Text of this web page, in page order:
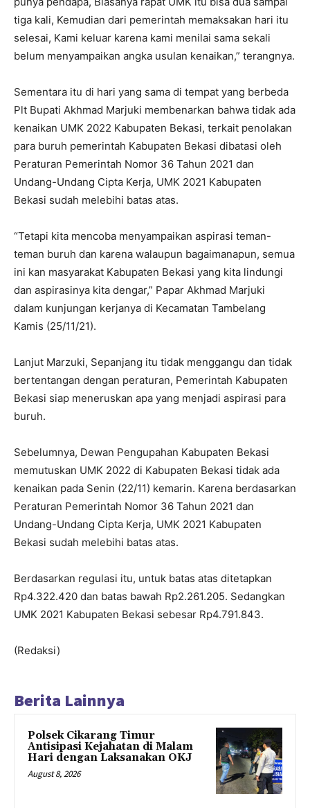
tiga kali, Kemudian dari pemerintah memaksakan hari itu
selesai, Kami keluar karena kami menilai sama sekali
belum menyampaikan angka usulan kenaikan,” terangnya.
Sementara itu di hari yang sama di tempat yang berbeda
Plt Bupati Akhmad Marjuki membenarkan bahwa tidak ada
kenaikan UMK 2022 Kabupaten Bekasi, terkait penolakan
para buruh pemerintah Kabupaten Bekasi dibatasi oleh
Peraturan Pemerintah Nomor 36 Tahun 2021 dan
Undang-Undang Cipta Kerja, UMK 2021 Kabupaten
Bekasi sudah melebihi batas atas.
“Tetapi kita mencoba menyampaikan aspirasi teman-
teman buruh dan karena walaupun bagaimanapun, semua
ini kan masyarakat Kabupaten Bekasi yang kita lindungi
dan aspirasinya kita dengar,” Papar Akhmad Marjuki
dalam kunjungan kerjanya di Kecamatan Tambelang
Kamis (25/11/21).
Lanjut Marzuki, Sepanjang itu tidak menggangu dan tidak
bertentangan dengan peraturan, Pemerintah Kabupaten
Bekasi siap meneruskan apa yang menjadi aspirasi para
buruh.
Sebelumnya, Dewan Pengupahan Kabupaten Bekasi
memutuskan UMK 2022 di Kabupaten Bekasi tidak ada
kenaikan pada Senin (22/11) kemarin. Karena berdasarkan
Peraturan Pemerintah Nomor 36 Tahun 2021 dan
Undang-Undang Cipta Kerja, UMK 2021 Kabupaten
Bekasi sudah melebihi batas atas.
Berdasarkan regulasi itu, untuk batas atas ditetapkan
Rp4.322.420 dan batas bawah Rp2.261.205. Sedangkan
UMK 2021 Kabupaten Bekasi sebesar Rp4.791.843.
(Redaksi)
Berita Lainnya
Polsek Cikarang Timur
Antisipasi Kejahatan di Malam
Hari dengan Laksanakan OKJ
August 8, 2026